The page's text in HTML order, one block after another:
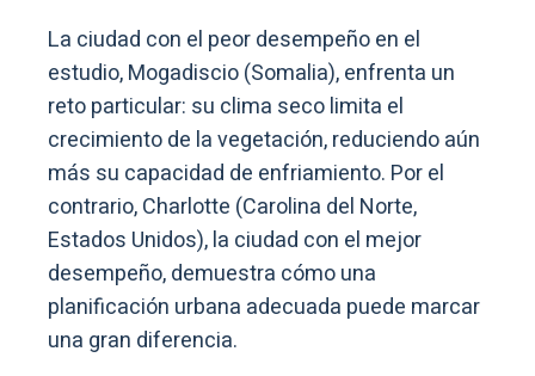
La ciudad con el peor desempeño en el
estudio, Mogadiscio (Somalia), enfrenta un
reto particular: su clima seco limita el
crecimiento de la vegetación, reduciendo aún
más su capacidad de enfriamiento. Por el
contrario, Charlotte (Carolina del Norte,
Estados Unidos), la ciudad con el mejor
desempeño, demuestra cómo una
planificación urbana adecuada puede marcar
una gran diferencia.